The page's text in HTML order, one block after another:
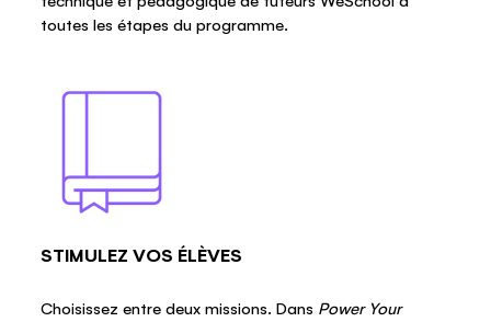
toutes les étapes du programme.
STIMULEZ VOS ÉLÈVES
Choisissez entre deux missions. Dans Power Your